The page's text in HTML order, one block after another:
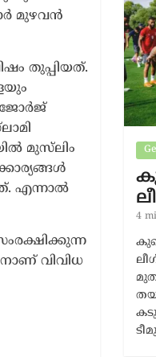
മുഴവൻ
തുപ്പിയത്.
ജോർജ്
മുസ്‍ലിം
എന്നാൽ
വിവിധ
4